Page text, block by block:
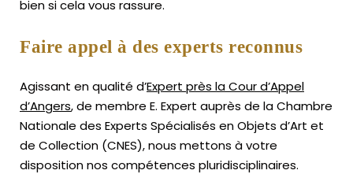
bien si cela vous rassure.
Faire appel à des experts reconnus
Agissant en qualité d’Expert près la Cour d’Appel
d’Angers, de membre E. Expert auprès de laChambre
Nationale des Experts Spécialisés en Objets d’Art et
de Collection (CNES),nous mettons à votre
disposition nos compétences pluridisciplinaires.